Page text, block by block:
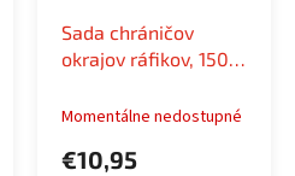
Sada chráničov
okrajov ráfikov, 150
Momentálne nedostupné
€10,95